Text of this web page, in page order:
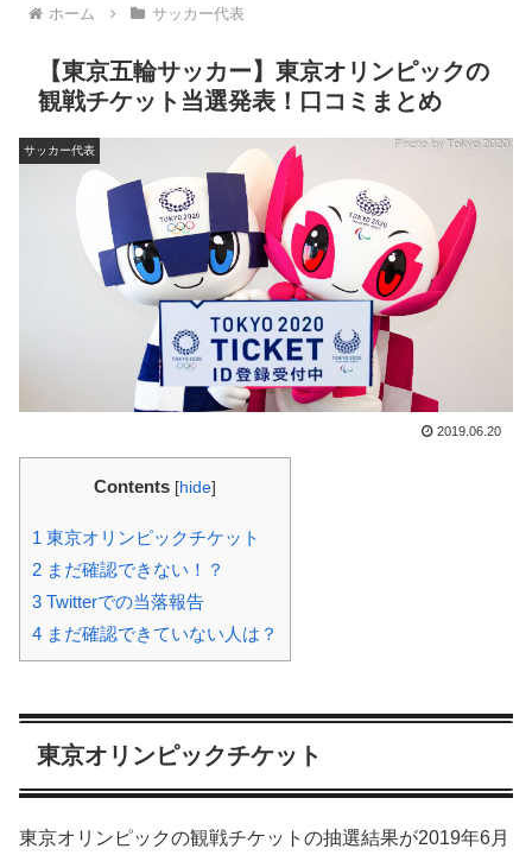
ホーム サッカー代表
【東京五輪サッカー】東京オリンピックの
観戦チケット当選発表！口コミまとめ
サッカー代表
2019.06.20
Contents [hide]
1 東京オリンピックチケット
2 まだ確認できない！？
3 Twitterでの当落報告
4 まだ確認できていない人は？
東京オリンピックチケット
東京オリンピックの観戦チケットの抽選結果が2019年6月